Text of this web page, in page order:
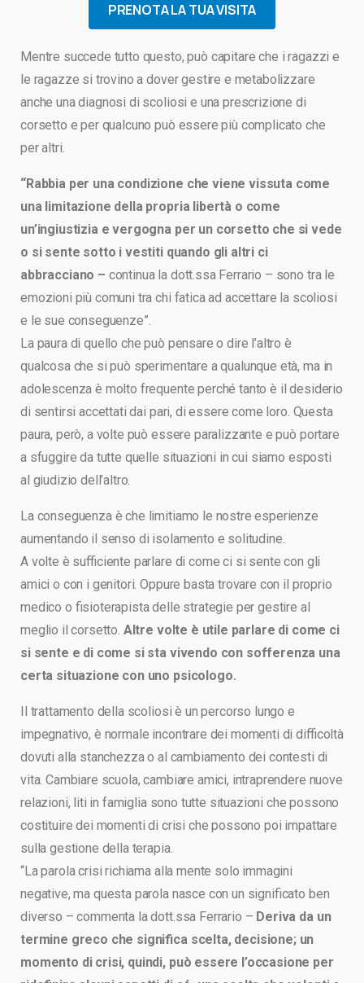
PRENOTA LA TUA VISITA
Mentre succede tutto questo, può capitare che i ragazzi e
le ragazze si trovino a dover gestire e metabolizzare
anche una diagnosi di scoliosi e una prescrizione di
corsetto e per qualcuno può essere più complicato che
per altri.
“Rabbia per una condizione che viene vissuta come
una limitazione della propria libertà o come
un’ingiustizia e vergogna per un corsetto che si vede
o si sente sotto i vestiti quando gli altri ci
abbracciano – continua la dott.ssa Ferrario – sono tra le
emozioni più comuni tra chi fatica ad accettare la scoliosi
e le sue conseguenze”.
La paura di quello che può pensare o dire l’altro è
qualcosa che si può sperimentare a qualunque età, ma in
adolescenza è molto frequente perché tanto è il desiderio
di sentirsi accettati dai pari, di essere come loro. Questa
paura, però, a volte può essere paralizzante e può portare
a sfuggire da tutte quelle situazioni in cui siamo esposti
al giudizio dell’altro.
La conseguenza è che limitiamo le nostre esperienze
aumentando il senso di isolamento e solitudine.
A volte è sufficiente parlare di come ci si sente con gli
amici o con i genitori. Oppure basta trovare con il proprio
medico o fisioterapista delle strategie per gestire al
meglio il corsetto. Altre volte è utile parlare di come ci
si sente e di come si sta vivendo con sofferenza una
certa situazione con uno psicologo.
Il trattamento della scoliosi è un percorso lungo e
impegnativo, è normale incontrare dei momenti di difficoltà
dovuti alla stanchezza o al cambiamento dei contesti di
vita. Cambiare scuola, cambiare amici, intraprendere nuove
relazioni, liti in famiglia sono tutte situazioni che possono
costituire dei momenti di crisi che possono poi impattare
sulla gestione della terapia.
“La parola crisi richiama alla mente solo immagini
negative, ma questa parola nasce con un significato ben
diverso – commenta la dott.ssa Ferrario – Deriva da un
termine greco che significa scelta, decisione; un
momento di crisi, quindi, può essere l’occasione per